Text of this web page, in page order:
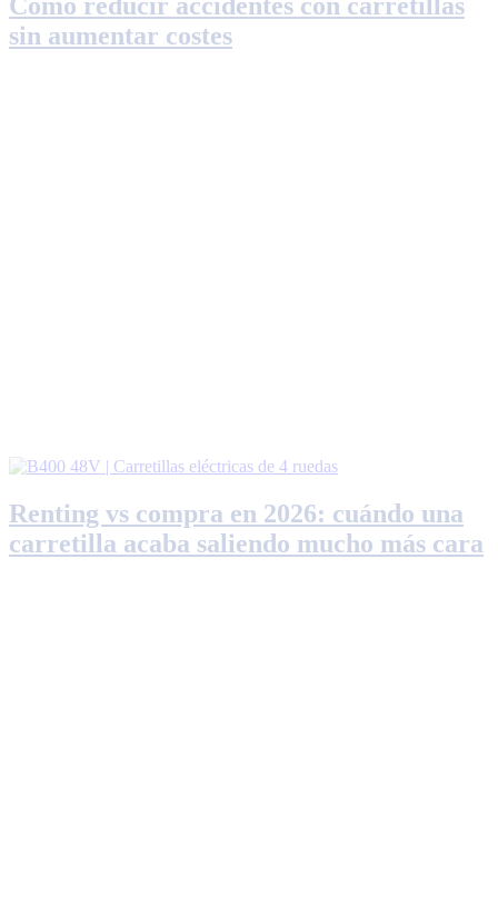
sin aumentar costes
Renting vs compra en 2026: cuándo una
carretilla acaba saliendo mucho más cara